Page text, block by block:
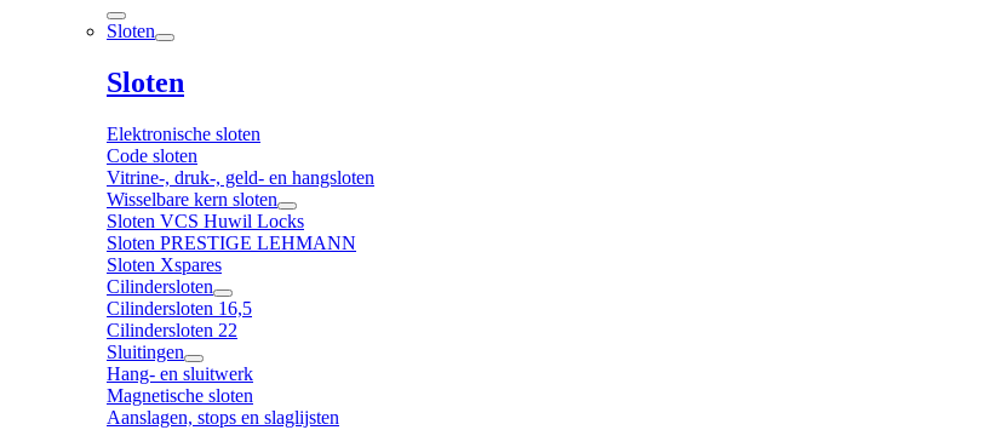
Sloten
Sloten
Elektronische sloten
Code sloten
Vitrine-, druk-, geld- en hangsloten
Wisselbare kern sloten
Sloten VCS Huwil Locks
Sloten PRESTIGE LEHMANN
Sloten Xspares
Cilindersloten
Cilindersloten 16,5
Cilindersloten 22
Sluitingen
Hang- en sluitwerk
Magnetische sloten
Aanslagen, stops en slaglijsten